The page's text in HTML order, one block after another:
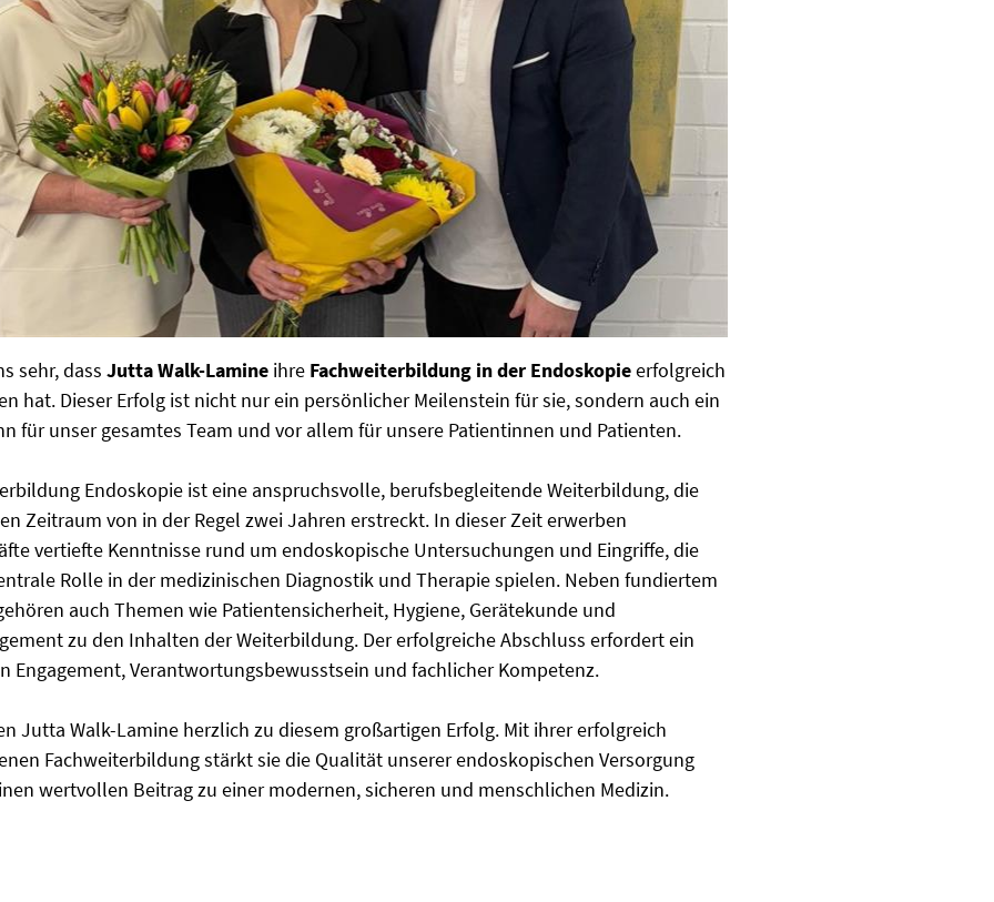
sehr, dass Jutta Walk-Lamine ihre Fachweiterbildung in der Endoskopieerfolgreich
hat. Dieser Erfolg ist nicht nur ein persönlicher Meilenstein für sie, sondern auch ein
für unser gesamtes Team und vor allem für unsere Patientinnen und Patienten.
Endoskopie ist eine anspruchsvolle, berufsbegleitende Weiterbildung, die
Zeitraum von in der Regel zwei Jahren erstreckt. In dieser Zeit erwerben
vertiefte Kenntnisse rund um endoskopische Untersuchungen und Eingriffe, die
Rolle in der medizinischen Diagnostik und Therapie spielen. Neben fundiertem
auch Themen wie Patientensicherheit, Hygiene, Gerätekunde und
zu den Inhalten der Weiterbildung. Der erfolgreiche Abschluss erfordert ein
Engagement, Verantwortungsbewusstsein und fachlicher Kompetenz.
Jutta Walk-Lamine herzlich zu diesem großartigen Erfolg. Mit ihrer erfolgreich
Fachweiterbildung stärkt sie die Qualität unserer endoskopischen Versorgung
wertvollen Beitrag zu einer modernen, sicheren und menschlichen Medizin.